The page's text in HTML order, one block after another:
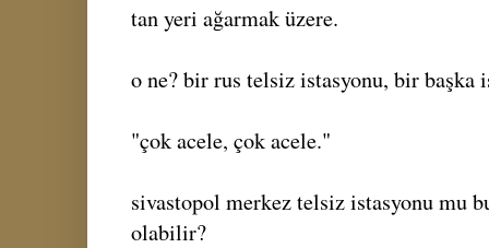
tan yeri ağarmak üzere.
o ne? bir rus telsiz istasyonu, bir başka
"çok acele, çok acele."
sivastopol merkez telsiz istasyonu mu
olabilir?